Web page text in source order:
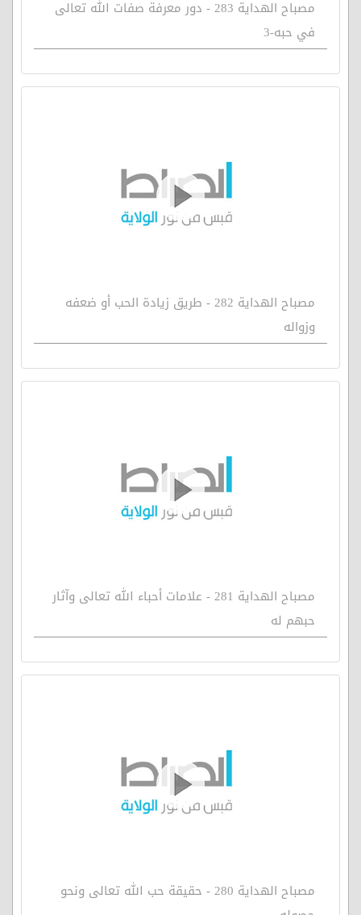
مصباح الهداية 283 - دور معرفة صفات الله تعالى
في حبه-3
مصباح الهداية 282 - طريق زيادة الحب أو ضعفه
وزواله
مصباح الهداية 281 - علامات أحباء الله تعالى وآثار
حبهم له
مصباح الهداية 280 - حقيقة حب الله تعالى ونحو